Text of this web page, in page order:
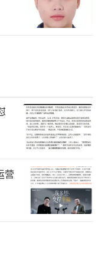
为它所呈现的那
责任感，在今天
片沉静舒缓的情
，契合了大众内
多观众关于亲
营